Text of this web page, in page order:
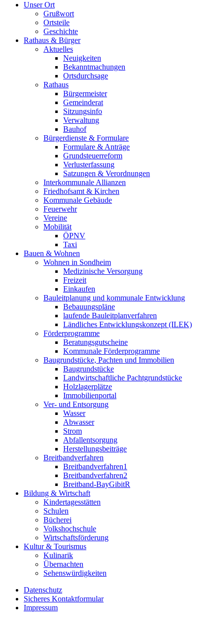
Unser Ort
Grußwort
Ortsteile
Geschichte
Rathaus & Bürger
Aktuelles
Neuigkeiten
Bekanntmachungen
Ortsdurchsage
Rathaus
Bürgermeister
Gemeinderat
Sitzungsinfo
Verwaltung
Bauhof
Bürgerdienste & Formulare
Formulare & Anträge
Grundsteuerreform
Verlusterfassung
Satzungen & Verordnungen
Interkommunale Allianzen
Friedhofsamt & Kirchen
Kommunale Gebäude
Feuerwehr
Vereine
Mobilität
ÖPNV
Taxi
Bauen & Wohnen
Wohnen in Sondheim
Medizinische Versorgung
Freizeit
Einkaufen
Bauleitplanung und kommunale Entwicklung
Bebauungspläne
laufende Bauleitplanverfahren
Ländliches Entwicklungskonzept (ILEK)
Förderprogramme
Beratungsgutscheine
Kommunale Förderprogramme
Baugrundstücke, Pachten und Immobilien
Baugrundstücke
Landwirtschaftliche Pachtgrundstücke
Holzlagerplätze
Immobilienportal
Ver- und Entsorgung
Wasser
Abwasser
Strom
Abfallentsorgung
Herstellungsbeiträge
Breitbandverfahren
Breitbandverfahren1
Breitbandverfahren2
Breitband-BayGibitR
Bildung & Wirtschaft
Kindertagesstätten
Schulen
Bücherei
Volkshochschule
Wirtschaftsförderung
Kultur & Tourismus
Kulinarik
Übernachten
Sehenswürdigkeiten
Datenschutz
Sicheres Kontaktformular
Impressum